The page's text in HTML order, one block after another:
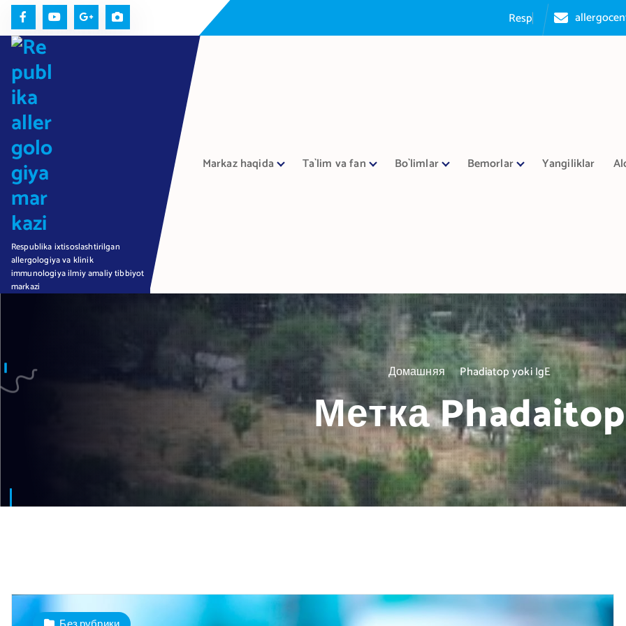
likaa
Respublika ixtisoslashtirilgan
allergologiya va klinik
immunologiya ilmiy amaliy tibbiyot
markazi
Markaz haqida Ta`lim va fan Bo`limlar Bemorlar Yangiliklar
Домашняя Phadiatop yoki IgE
Метка Phadaitop